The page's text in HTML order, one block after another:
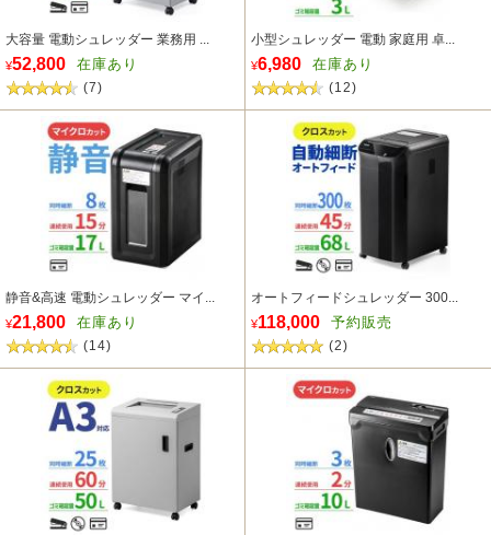
大容量 電動シュレッダー 業務用 ...
¥52,800 在庫あり
(7)
小型シュレッダー 電動 家庭用 卓...
¥6,980 在庫あり
(12)
静音&高速 電動シュレッダー マイ...
¥21,800 在庫あり
(14)
オートフィードシュレッダー 300...
¥118,000 予約販売
(2)